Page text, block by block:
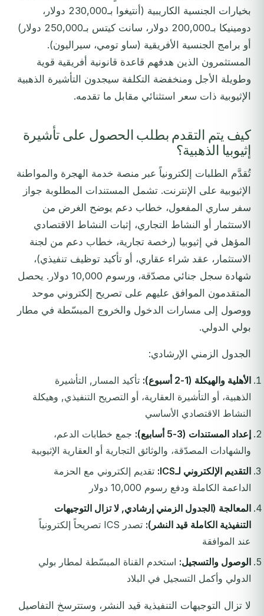
بخيارات الجنسية الكاريبية (أنتيغوا بـ230,000 دولار،
دومينيكا بـ200,000 دولار، سانت كيتس بـ250,000 دولار)
أو برامج الجنسية الأفريقية (ساو تومي، سيراليون).
المستثمرون الذين هدفهم قاعدة قانونية أفريقية قوية
وطويلة الأجل ومنخفضة التكلفة سيجدون التأشيرة الذهبية
الإثيوبية ذات سعر استثنائي مقابل ما تقدمه.
كيف يتم التقدم بطلب الحصول على تأشيرة
إثيوبيا الذهبية؟
تُقدَّم الطلبات إلكترونياً عبر منصة خدمة الهجرة والمواطنة
الإثيوبية على الإنترنت. تشمل المستندات المطلوبة جواز
سفر ساري المفعول، خطاب دعم يوضح الغرض من
الاستثمار أو النشاط التجاري، إثبات النشاط الاقتصادي
المؤهل في إثيوبيا (رخصة تجارية، خطاب دعم من لجنة
الاستثمار، عقد شراء عقاري، أو تأكيد توظيف تنفيذي)،
شهادة سجل جنائي مصدّقة، ورسوم 10,000 دولار. يحصل
المتقدمون الموافق عليهم على تصريح إلكتروني موحد
ووصول إلى مسارات الدخول والخروج المبسّطة في مطار
بولي الدولي.
الجدول الزمني الإرشادي:
الأهلية والهيكلة (1-2 أسبوع):
تأكيد المسار, التأشيرة
الذهبية، أو التأشيرة العقارية، أو التصريح التنفيذي, وهيكلة
النشاط الاقتصادي الأساسي
إعداد المستندات (3-5 أسابيع):
جمع خطابات الدعم،
والشهادات المصدّقة، والوثائق التجارية أو العقارية الإثيوبية
التقديم الإلكتروني لـICS:
تقديم إلكتروني مع الحزمة
الداعمة الكاملة ودفع رسوم 10,000 دولار
المعالجة (الجدول الزمني إرشادي, لا تزال التوجيهات
التنفيذية الكاملة قيد النشر):
تصدر ICS تصريحاً إلكترونياً
عند الموافقة
الوصول والتسجيل: استخدم القناة المبسّطة لمطار بولي
الدولي وأكمل التسجيل في البلاد
لا تزال التوجيهات التنفيذية قيد النشر، وستترسخ التفاصيل